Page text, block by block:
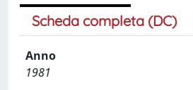
Scheda completa (DC)
Anno
1981